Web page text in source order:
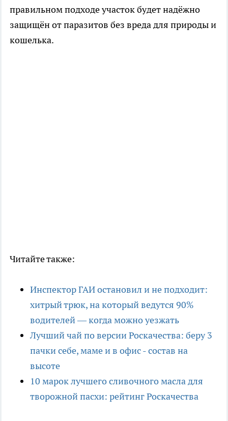
правильном подходе участок будет надёжно
защищён от паразитов без вреда для природы и
кошелька.
Читайте также:
Инспектор ГАИ остановил и не подходит:
хитрый трюк, на который ведутся 90%
водителей — когда можно уезжать
Лучший чай по версии Роскачества: беру 3
пачки себе, маме и в офис - состав на
высоте
10 марок лучшего сливочного масла для
творожной пасхи: рейтинг Роскачества